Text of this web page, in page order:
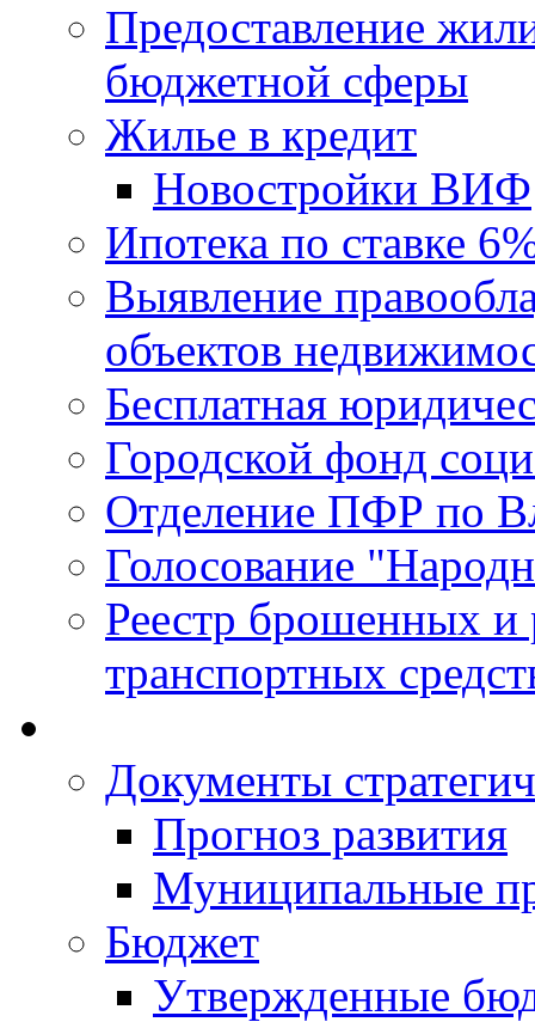
Предоставление
бюджетной сферы
Жилье в кредит
Новостройки ВИФ
Ипотека по ставке
Выявление
объектов
Бесплатная
Городской фонд
Отделение ПФР по
Голосование
Реестр брошенных и
транспортных
Документы
Прогноз развития
Муниципальные
Бюджет
Утвержденные